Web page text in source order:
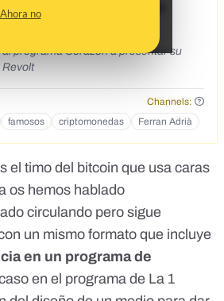
Ahora no
su inversión en
programa Corazón a presentar su
Revolt
Channels:
famosos criptomonedas Ferran Adrià
el timo del bitcoin que usa caras
os hemos hablado
circulando pero sigue
un mismo formato que incluye
en un programa de
en el programa de La 1